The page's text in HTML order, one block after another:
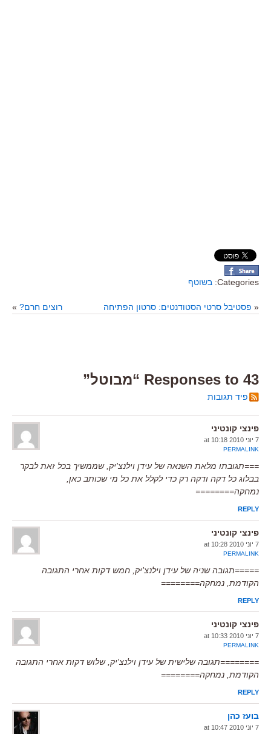
Categories: בשוטף
« פסטיבל סרטי הסטודנטים: סרטון הפתיחה רוצים חרם? »
43 Responses to “מבוטל”
פיד תגובות
פינצי קונטיני
7 יוני 2010 at 10:18
PERMALINK
===תגובתו מלאת השנאה של עידן וילנצ'יק, שממשיך בכל זאת לבקר
בבלוג כל דקה ודקה רק כדי לקלל את כל מי שכותב כאן,
נמחקה========
REPLY
פינצי קונטיני
7 יוני 2010 at 10:28
PERMALINK
=====תגובה שניה של עידן וילנצ'יק, חמש דקות אחרי התגובה
הקודמת, נמחקה========
REPLY
פינצי קונטיני
7 יוני 2010 at 10:33
PERMALINK
========תגובה שלישית של עידן וילנצ'יק, שלוש דקות אחרי התגובה
הקודמת, נמחקה========
REPLY
בועז כהן
7 יוני 2010 at 10:47